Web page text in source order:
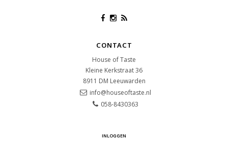
CONTACT
House of Taste
Kleine Kerkstraat 36
8911 DM Leeuwarden
info@houseoftaste.nl
058-8430363
INLOGGEN